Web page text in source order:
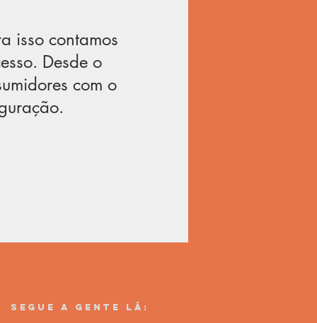
isso contamos
Desde o
com o
segue a gente lá: